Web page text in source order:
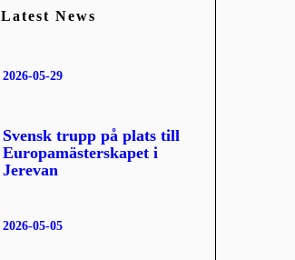
Latest News
Svensk trupp på plats till
Europamästerskapet i
Jerevan
2026-05-29
2026-05-05